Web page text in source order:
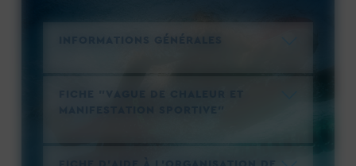
INFORMATIONS GÉNÉRALES